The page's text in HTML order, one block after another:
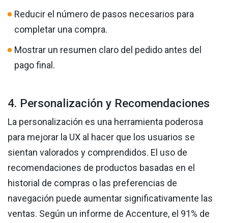
Reducir el número de pasos necesarios para
completar una compra.
Mostrar un resumen claro del pedido antes del
pago final.
4. Personalización y Recomendaciones
La personalización es una herramienta poderosa
para mejorar la UX al hacer que los usuarios se
sientan valorados y comprendidos. El uso de
recomendaciones de productos basadas en el
historial de compras o las preferencias de
navegación puede aumentar significativamente las
ventas. Según un informe de Accenture, el 91% de